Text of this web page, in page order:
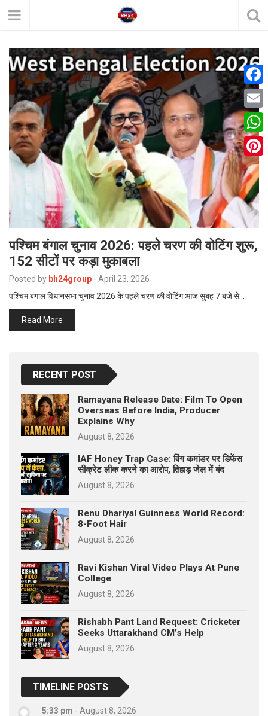
पश्चिम बंगाल चुनाव 2026: पहले चरण की वोटिंग शुरू,
152 सीटों पर कड़ा मुकाबला
Posted by bh24group - April 23, 2026
पश्चिम बंगाल विधानसभा चुनाव 2026 के पहले चरण की वोटिंग आज सुबह 7 बजे से…
Read More
RECENT POST
Ramayana Release Date: Film To Open
Overseas Before India, Producer
Explains Why
August 8, 2026
IAF Honey Trap Case: विंग कमांडर पर डिफेंस
सीक्रेट लीक करने का आरोप, तिहाड़ जेल में बंद
August 8, 2026
Renu Dhariyal Guinness World Record:
8-Foot Hair
August 8, 2026
Ravi Kishan Viral Video Plays At Pune
College
August 8, 2026
Rishabh Pant Land Request: Cricketer
Seeks Uttarakhand CM’s Help
August 8, 2026
TIMELINE POSTS
5:33 pm - August 8, 2026
F
a
c
e
b
o
o
k
E
m
a
i
l
W
h
a
t
s
p
P
i
n
t
e